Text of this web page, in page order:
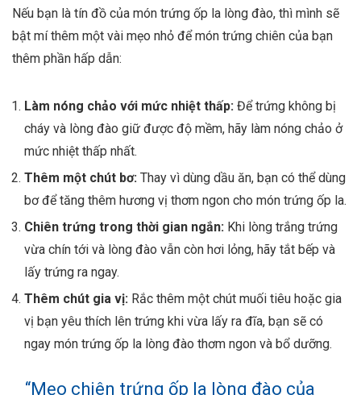
Nếu bạn là tín đồ của món trứng ốp la lòng đào, thì mình sẽ
bật mí thêm một vài mẹo nhỏ để món trứng chiên của bạn
thêm phần hấp dẫn:
Làm nóng chảo với mức nhiệt thấp: Để trứng không bị
cháy và lòng đào giữ được độ mềm, hãy làm nóng chảo ở
mức nhiệt thấp nhất.
Thêm một chút bơ: Thay vì dùng dầu ăn, bạn có thể dùng
bơ để tăng thêm hương vị thơm ngon cho món trứng ốp la.
Chiên trứng trong thời gian ngắn: Khi lòng trắng trứng
vừa chín tới và lòng đào vẫn còn hơi lỏng, hãy tắt bếp và
lấy trứng ra ngay.
Thêm chút gia vị: Rắc thêm một chút muối tiêu hoặc gia
vị bạn yêu thích lên trứng khi vừa lấy ra đĩa, bạn sẽ có
ngay món trứng ốp la lòng đào thơm ngon và bổ dưỡng.
“Mẹo chiên trứng ốp la lòng đào của